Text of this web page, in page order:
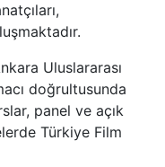
Uluslararası
doğrultusunda
panel ve açık
Türkiye Film